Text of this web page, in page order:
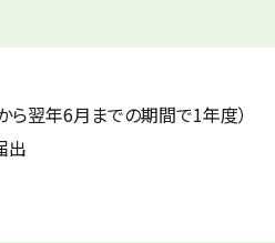
ら翌年6月までの期間で1年度）
出